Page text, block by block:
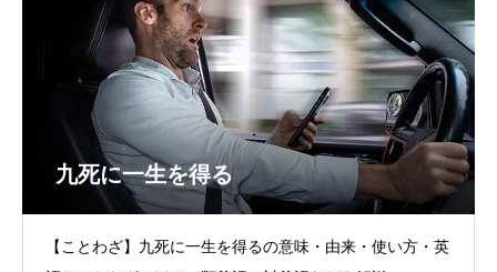
九死に一生を得る
【ことわざ】九死に一生を得るの意味・由来・使い方・英